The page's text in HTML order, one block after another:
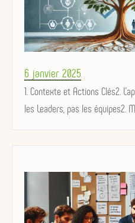
Posted
on
6 janvier 2025
1. Contexte et Actions Clés2.
les Leaders, pas les équipes2.